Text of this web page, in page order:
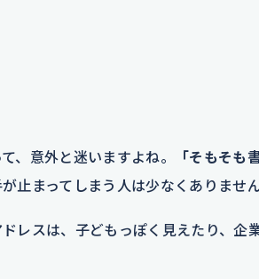
、意外と迷いますよね。
「そもそも
が止まってしまう人は少なくありません
レスは、子どもっぽく見えたり、